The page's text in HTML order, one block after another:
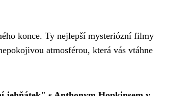
konce. Ty nejlepší mysteriózní filmy
atmosférou, která vás vtáhne